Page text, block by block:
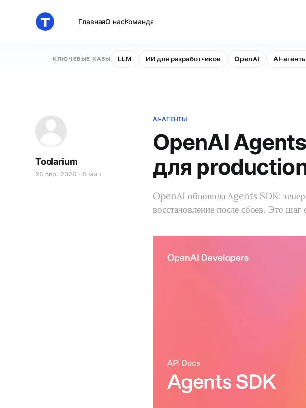
ГлавнаяО насКоманда
КЛЮЧЕВЫЕ ХАБЫ LLM ИИ для разработчиков OpenAI AI-агенты
AI-АГЕНТЫ
OpenAI
для
OpenAI обновила Agents SDK:
восстановление после сбоев. Это
Toolarium
25 апр. 2026 5 мин